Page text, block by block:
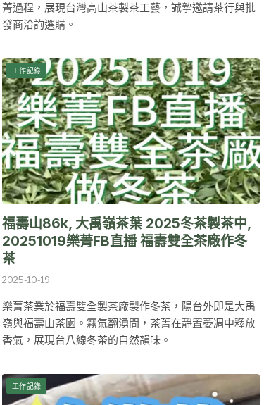
菁過程，展現台灣高山茶製茶工藝，誠摯邀請茶行與批
發商洽詢選購。
工作記錄
福壽山86k, 大禹嶺茶葉 2025冬茶製茶中,
20251019樂菁FB直播 福壽雙全茶廠作冬
茶
2025-10-19
樂菁茶業於福壽雙全製茶廠製作冬茶，陽台外即是大禹
嶺與福壽山茶園。霧氣翻湧間，茶菁在靜置萎凋中釋放
香氣，展現台八線冬茶的自然韻味。
工作記錄